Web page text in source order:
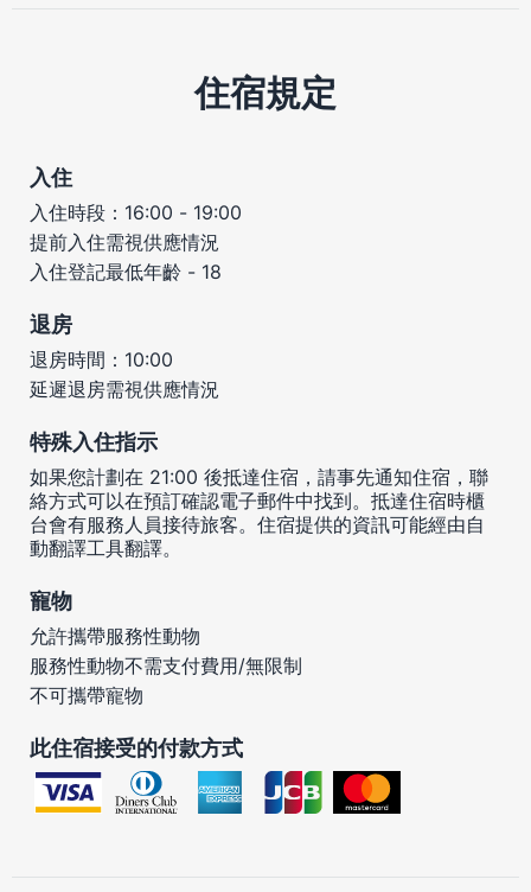
住宿規定
入住
入住時段：16:00 - 19:00
提前入住需視供應情況
入住登記最低年齡 - 18
退房
退房時間：10:00
延遲退房需視供應情況
特殊入住指示
如果您計劃在 21:00 後抵達住宿，請事先通知住宿，聯
絡方式可以在預訂確認電子郵件中找到。抵達住宿時櫃
台會有服務人員接待旅客。住宿提供的資訊可能經由自
動翻譯工具翻譯。
寵物
允許攜帶服務性動物
服務性動物不需支付費用/無限制
不可攜帶寵物
此住宿接受的付款方式